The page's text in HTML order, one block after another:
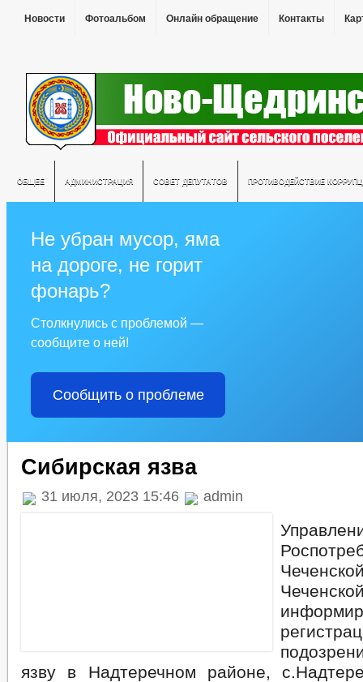
Новости Фотоальбом Онлайн обращение Контакты
ОБЩЕЕ АДМИНИСТРАЦИЯ СОВЕТ ДЕПУТАТОВ ПРОТИВОДЕЙСТВИЕ
Не убран мусор, яма
на дороге, не горит
фонарь?
Столкнулись с проблемой —
сообщите о ней!
Сообщить о проблеме
Сибирская язва
31 июля, 2023 15:46 admin
язву в Надтеречном районе,